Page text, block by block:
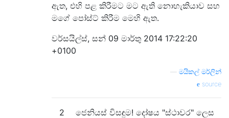
ඇත, එහි පළ කිරීමට මට ඇති නොහැකියාව සහ
මගේ පෝස්ට් කිරීම මෙහි ඇත.
වර්සයිල්ස්, සන් 09 මාර්තු 2014 17:22:20
+0100
මයිකල් මර්ලින්
source
2
ජෙනියස් විසඳුම! දෝෂය "ස්ථාවර" ලෙස